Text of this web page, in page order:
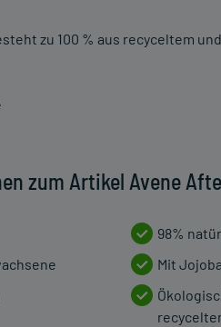
zu 100 % aus recyceltem
zum Artikel Avene
98%
Mit